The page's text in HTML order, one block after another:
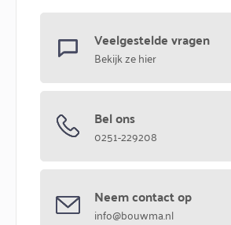
Veelgestelde vragen
Bekijk ze hier
Bel ons
0251-229208
Neem contact op
info@bouwma.nl